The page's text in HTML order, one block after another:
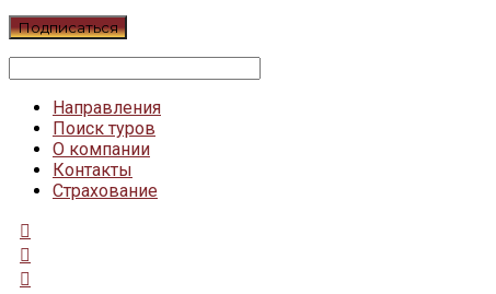
Направления
Поиск туров
О компании
Контакты
Страхование